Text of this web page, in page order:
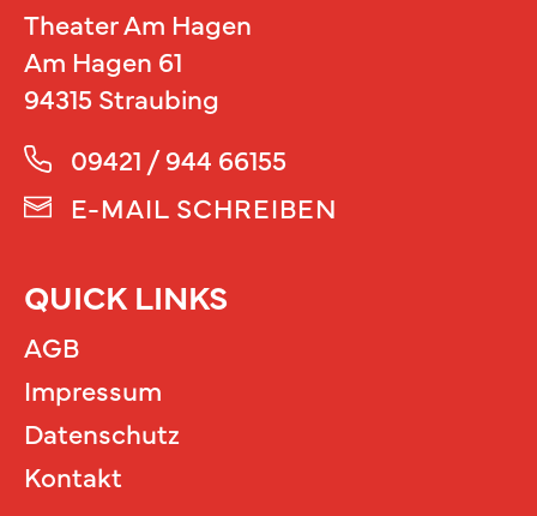
Theater Am Hagen
Am Hagen 61
94315 Straubing
09421 / 944 66155
E-MAIL SCHREIBEN
QUICK LINKS
AGB
Impressum
Datenschutz
Kontakt